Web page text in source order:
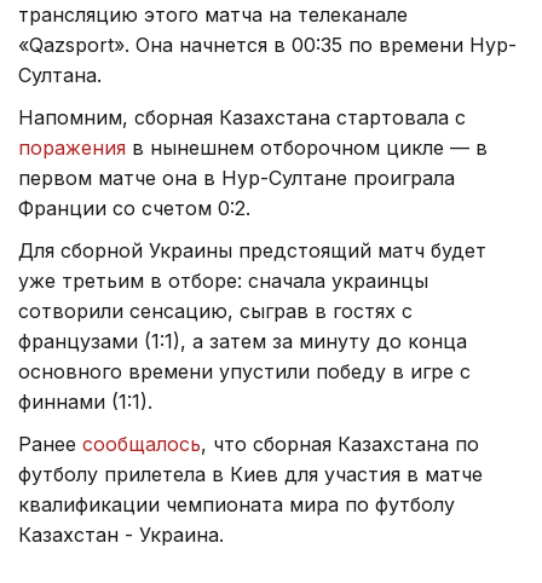
трансляцию этого матча на телеканале
«Qazsport». Она начнется в 00:35 по времени Нур-
Султана.
Напомним, сборная Казахстана стартовала с
поражения в нынешнем отборочном цикле — в
первом матче она в Нур-Султане проиграла
Франции со счетом 0:2.
Для сборной Украины предстоящий матч будет
уже третьим в отборе: сначала украинцы
сотворили сенсацию, сыграв в гостях с
французами (1:1), а затем за минуту до конца
основного времени упустили победу в игре с
финнами (1:1).
Ранее сообщалось, что сборная Казахстана по
футболу прилетела в Киев для участия в матче
квалификации чемпионата мира по футболу
Казахстан - Украина.